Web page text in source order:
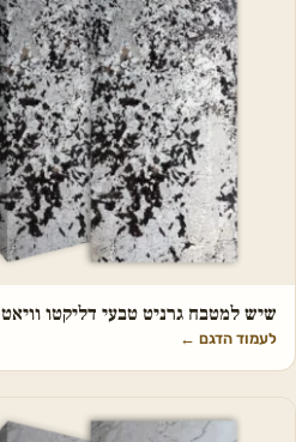
שיש למטבח גרניט טבעי דליקטו וויאט
לעמוד הדגם ←